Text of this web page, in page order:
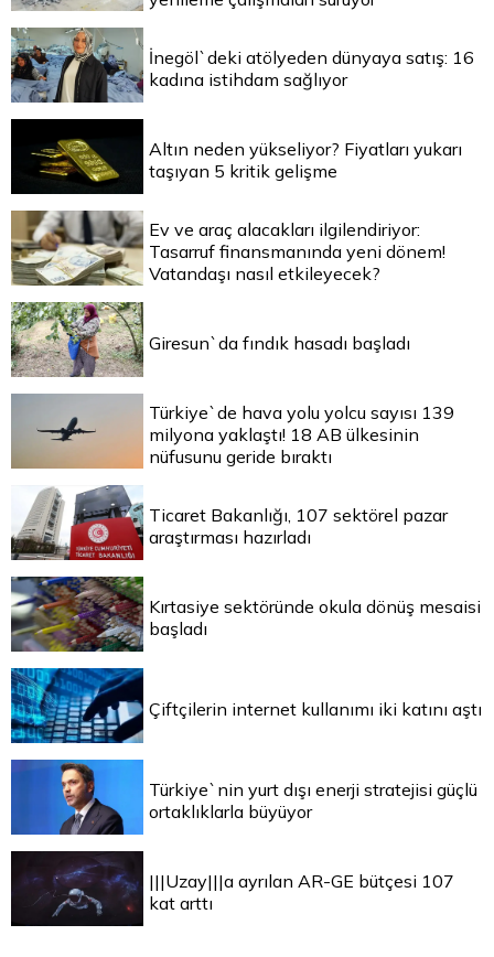
İnegöl`deki atölyeden dünyaya satış: 16
kadına istihdam sağlıyor
Altın neden yükseliyor? Fiyatları yukarı
taşıyan 5 kritik gelişme
Ev ve araç alacakları ilgilendiriyor:
Tasarruf finansmanında yeni dönem!
Vatandaşı nasıl etkileyecek?
Giresun`da fındık hasadı başladı
Türkiye`de hava yolu yolcu sayısı 139
milyona yaklaştı! 18 AB ülkesinin
nüfusunu geride bıraktı
Ticaret Bakanlığı, 107 sektörel pazar
araştırması hazırladı
Kırtasiye sektöründe okula dönüş mesaisi
başladı
Çiftçilerin internet kullanımı iki katını aştı
Türkiye`nin yurt dışı enerji stratejisi güçlü
ortaklıklarla büyüyor
|||Uzay|||a ayrılan AR-GE bütçesi 107
kat arttı